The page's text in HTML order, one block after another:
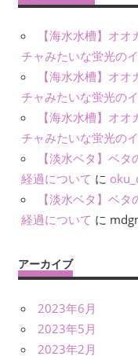
【海水水槽】オ
チャみたいな蛍光の
【海水水槽】オ
チャみたいな蛍光の
【海水水槽】オ
チャみたいな蛍光の
【淡水ベタ】ベ
経過について に
【淡水ベタ】ベ
経過について に
アーカイブ
2023年6月
2023年5月
2023年2月